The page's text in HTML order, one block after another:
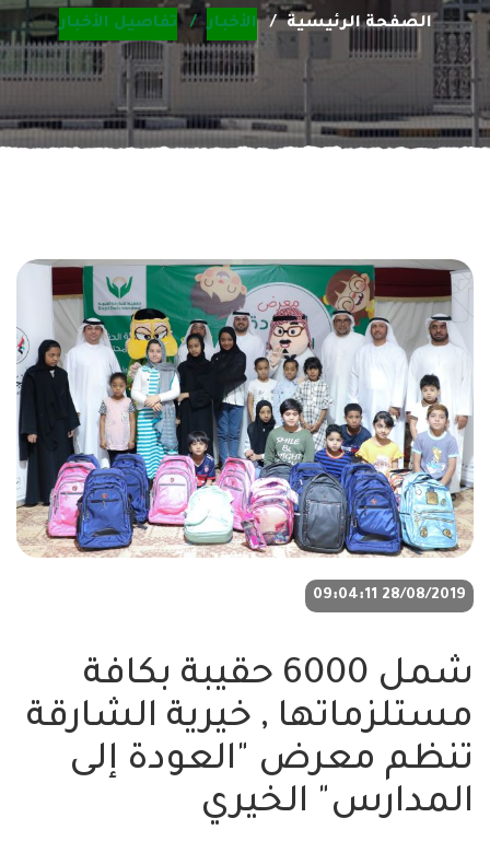
الصفحة الرئيسية الأخبار تفاصيل الأخبار
28/08/2019 09:04:11
شمل 6000 حقيبة بكافة
مستلزماتها , خيرية الشارقة
تنظم معرض "العودة إلى
المدارس" الخيري